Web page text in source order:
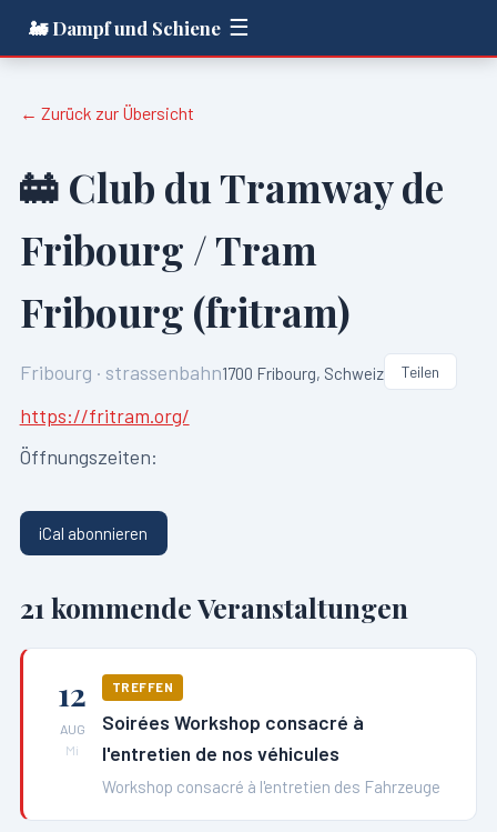
🚂 Dampf und Schiene ☰
← Zurück zur Übersicht
🚋 Club du Tramway de
Fribourg / Tram
Fribourg (fritram)
Fribourg · strassenbahn1700 Fribourg, Schweiz Teilen
https://fritram.org/
Öffnungszeiten:
iCal abonnieren
21 kommende Veranstaltungen
12
AUG
Mi
TREFFEN
Soirées Workshop consacré à
l'entretien de nos véhicules
Workshop consacré à l'entretien des Fahrzeuge